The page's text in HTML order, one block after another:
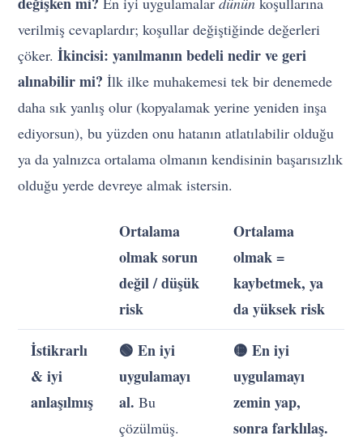
verilmiş cevaplardır; koşullar değiştiğinde değerleri
çöker.İkincisi: yanılmanın bedeli nedir ve geri
alınabilir mi? İlk ilke muhakemesi tek bir denemede
daha sık yanlış olur (kopyalamak yerine yeniden inşa
ediyorsun), bu yüzden onu hatanın atlatılabilir olduğu
ya da yalnızca ortalama olmanın kendisinin başarısızlık
olduğu yerde devreye almak istersin.
Ortalama
olmak sorun
değil / düşük
risk
Ortalama
olmak =
kaybetmek, ya
da yüksek risk
İstikrarlı
& iyi
anlaşılmış
🟢 En iyi
uygulamayı
al. Bu
çözülmüş.
🟡 En iyi
uygulamayı
zemin yap,
sonra farklılaş.